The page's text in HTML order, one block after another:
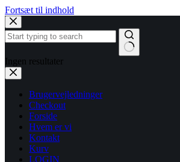
Fortsæt til indhold
Ingen resultater
Brugervejledninger
Checkout
Forside
Hvem er vi
Kontakt
Kurv
LOGIN